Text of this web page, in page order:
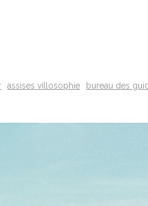
assises villosophie bureau des